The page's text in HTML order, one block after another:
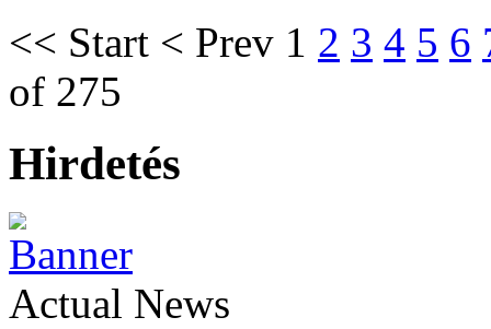
<< Start < Prev 1 2 3 4 5 6
of 275
Hirdetés
Actual News